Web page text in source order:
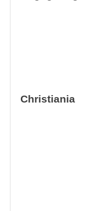
Christiania